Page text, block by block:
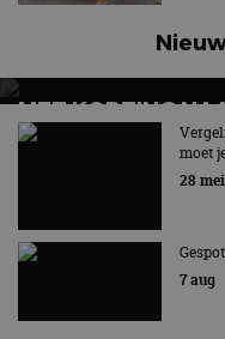
MET KORTING
AUTORAI REGELT
EV Experience 2026
moet
28 mei
7 aug